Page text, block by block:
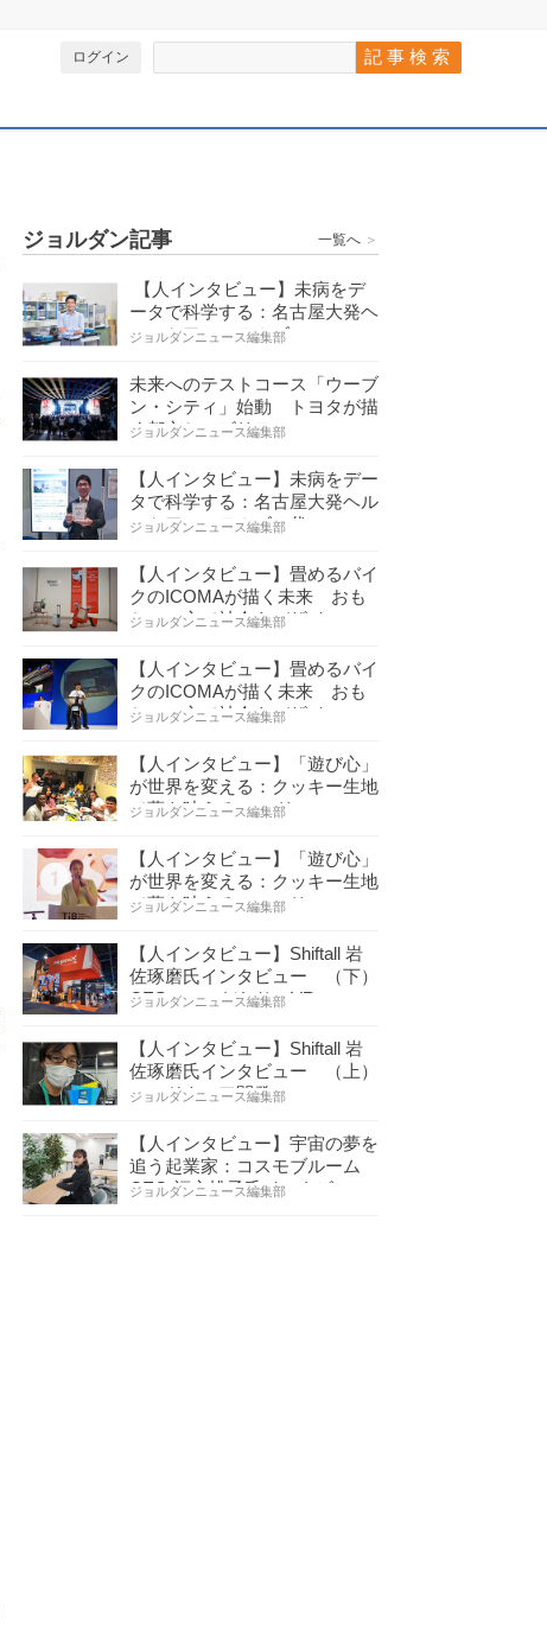
ログイン
ジョルダン記事 一覧へ ＞
【人インタビュー】未病をデ
ータで科学する：名古屋大発ヘ
ルスケアシステムズの…
ジョルダンニュース編集部
未来へのテストコース「ウーブ
ン・シティ」始動 トヨタが描
く都市とモビリティの…
ジョルダンニュース編集部
【人インタビュー】未病をデー
タで科学する：名古屋大発ヘル
スケアシステムズの代…
ジョルダンニュース編集部
【人インタビュー】畳めるバイ
クのICOMAが描く未来 おも
ちゃの心で社会をデザイ…
ジョルダンニュース編集部
【人インタビュー】畳めるバイ
クのICOMAが描く未来 おも
ちゃの心で社会をデザイ…
ジョルダンニュース編集部
【人インタビュー】「遊び心」
が世界を変える：クッキー生地
で夢を叶える コロリ…
ジョルダンニュース編集部
【人インタビュー】「遊び心」
が世界を変える：クッキー生地
で夢を叶える コロリ…
ジョルダンニュース編集部
【人インタビュー】Shiftall 岩
佐琢磨氏インタビュー （下）
CESへのこだわり VR…
ジョルダンニュース編集部
【人インタビュー】Shiftall 岩
佐琢磨氏インタビュー （上）
ハードウェア開発へ…
ジョルダンニュース編集部
【人インタビュー】宇宙の夢を
追う起業家：コスモブルーム
CEO 福永桃子氏インタビ…
ジョルダンニュース編集部